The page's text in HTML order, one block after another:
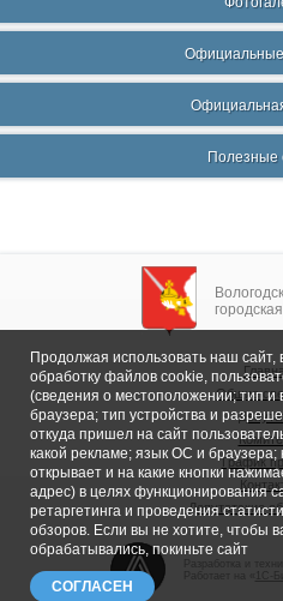
Полезные
Общие
График
Депутатские
1С-
Продолжая использовать наш сайт,
обработку файлов cookie,
(сведения о местоположении; тип и
браузера; тип устройства и
откуда пришел на сайт
какой рекламе; язык ОС и браузера;
открывает и на какие кнопки
адрес) в целях функционирования
ретаргетинга и проведения
обзоров. Если вы не хотите, чтобы
обрабатывались, покиньте сайт
СОГЛАСЕН